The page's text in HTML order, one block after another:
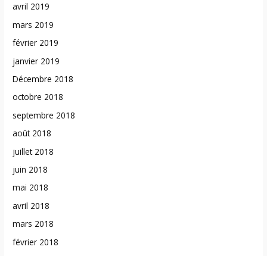
avril 2019
mars 2019
février 2019
janvier 2019
Décembre 2018
octobre 2018
septembre 2018
août 2018
juillet 2018
juin 2018
mai 2018
avril 2018
mars 2018
février 2018